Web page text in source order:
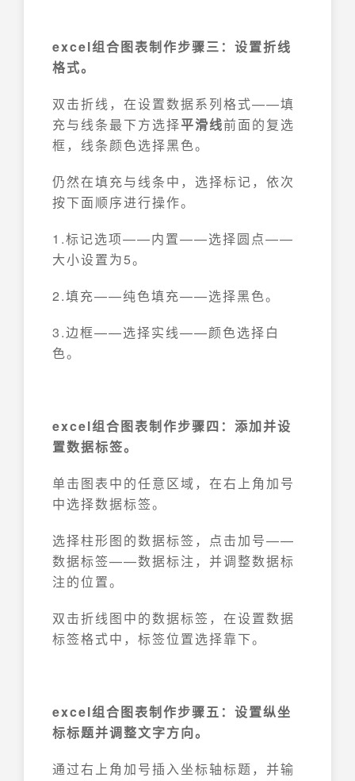
excel组合图表制作步骤三：设置折线
格式。
双击折线，在设置数据系列格式——填
充与线条最下方选择平滑线前面的复选
框，线条颜色选择黑色。
仍然在填充与线条中，选择标记，依次
按下面顺序进行操作。
1.标记选项——内置——选择圆点——
大小设置为5。
2.填充——纯色填充——选择黑色。
3.边框——选择实线——颜色选择白
色。
excel组合图表制作步骤四：添加并设
置数据标签。
单击图表中的任意区域，在右上角加号
中选择数据标签。
选择柱形图的数据标签，点击加号——
数据标签——数据标注，并调整数据标
注的位置。
双击折线图中的数据标签，在设置数据
标签格式中，标签位置选择靠下。
excel组合图表制作步骤五：设置纵坐
标标题并调整文字方向。
通过右上角加号插入坐标轴标题，并输